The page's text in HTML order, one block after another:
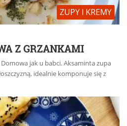
ZUPY I KREMY
Z GRZANKAMI
jak u babci. Aksaminta zupa
idealnie komponuje się z